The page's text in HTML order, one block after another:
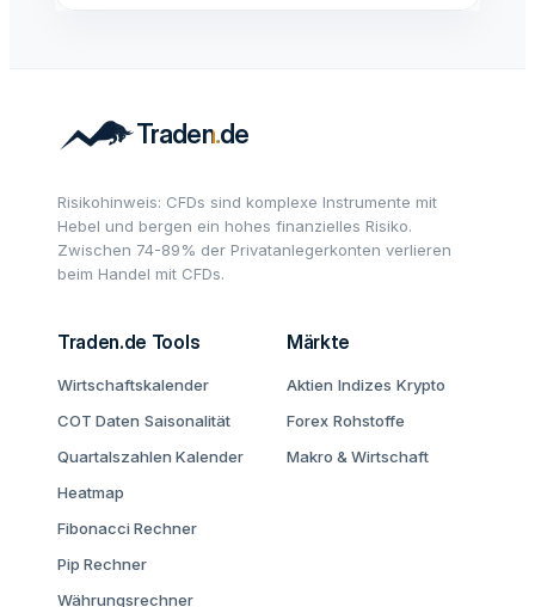
Risikohinweis: CFDs sind komplexe Instrumente mit
Hebel und bergen ein hohes finanzielles Risiko.
Zwischen 74-89% der Privatanlegerkonten verlieren
beim Handel mit CFDs.
Traden.de Tools
Wirtschaftskalender
COT Daten Saisonalität
Quartalszahlen Kalender
Heatmap
Fibonacci Rechner
Pip Rechner
Währungsrechner
Märkte
Aktien Indizes Krypto
Forex Rohstoffe
Makro & Wirtschaft